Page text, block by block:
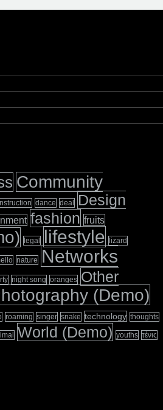
Community
dance deal
Design
fashion fruits
legal lifestyle lizard
nature
Networks
night song oranges Other
(Demo)
roaming singer snake technology thoughts
World (Demo) youths τένις